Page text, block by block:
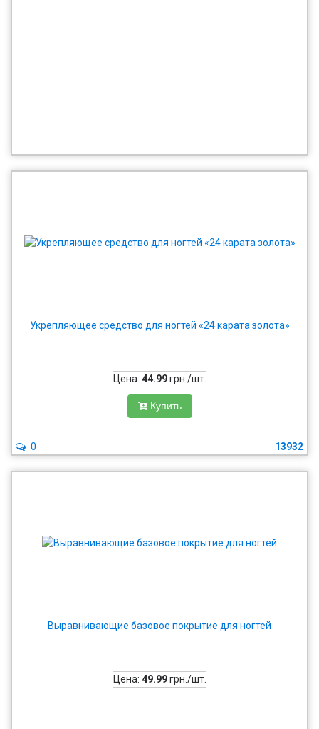
Укрепляющее средство для ногтей «24 карата золота»
Цена: 44.99грн./шт.
Купить
13932
0
Выравнивающие базовое покрытие для ногтей
Цена: 49.99грн./шт.